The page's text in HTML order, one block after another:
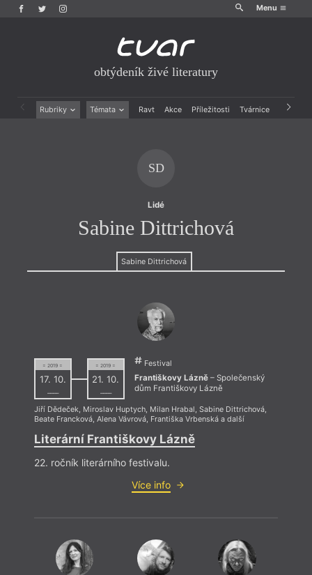
Menu
obtýdeník živé literatury
Rubriky Témata Ravt Akce Příležitosti Tvárnice Archiv
SD
Lidé
Sabine Dittrichová
Sabine Dittrichová
= 2019 =
17. 10.
––––
= 2019 =
21. 10.
––––
Festival
Františkovy Lázně– Společenský
dům Františkovy Lázně
Jiří Dědeček, Miroslav Huptych, Milan Hrabal, Sabine Dittrichová,
Beate Francková, Alena Vávrová, Františka Vrbenskáa další
Literární Františkovy Lázně
22. ročník literárního festivalu.
Více info